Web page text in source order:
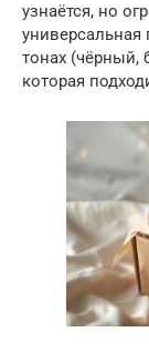
узнаётся, но
универсальная
тонах (чёрный,
которая